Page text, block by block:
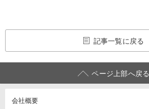
記事一覧に戻る
ページ上部へ戻る
会社概要